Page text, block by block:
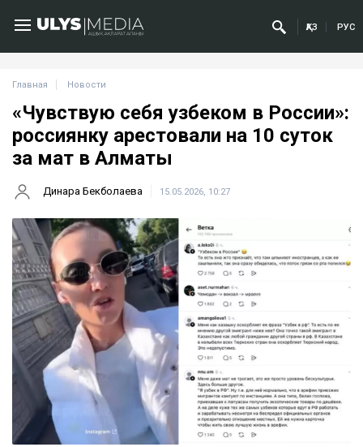
ҚАЗ РУС
Главная Новости
«Чувствую себя узбеком в России»:
россиянку арестовали на 10 суток
за мат в Алматы
Динара Бекболаева 15.05.2026, 10:27